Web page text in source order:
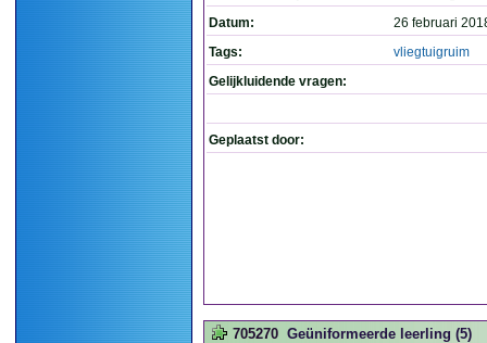
Datum:
26 februari
Tags:
vliegtuigruim
Gelijkluidende vragen:
Geplaatst door:
705270 Geüniformeerde leerling (5)